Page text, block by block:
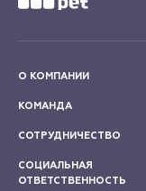
О КОМПАНИИ
КОМАНДА
СОТРУДНИЧЕСТВО
СОЦИАЛЬНАЯ
ОТВЕТСТВЕННОСТЬ